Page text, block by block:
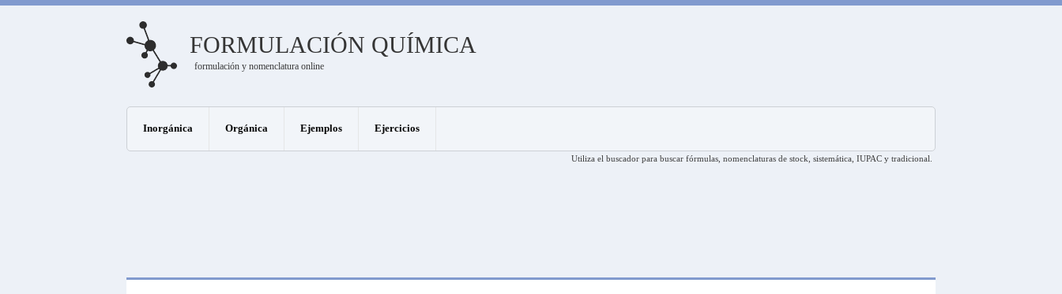
FORMULACIÓN QUÍMICA
formulación y nomenclatura online
Inorgánica Orgánica Ejemplos Ejercicios
Utiliza el buscador para buscar fórmulas, nomenclaturas de stock, sistemática, IUPAC y tradicional.